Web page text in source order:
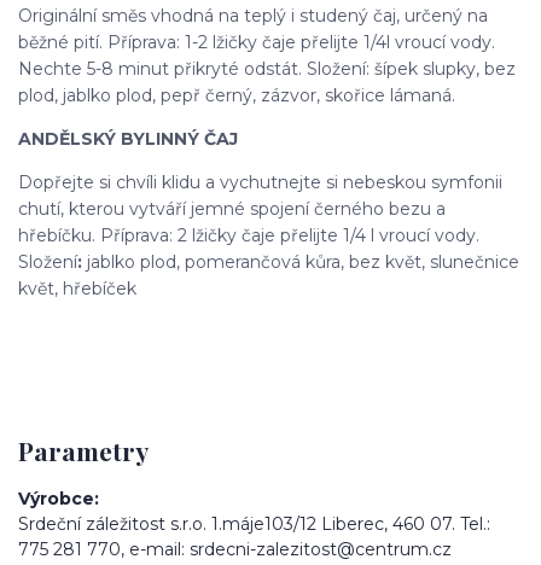
Originální směs vhodná na teplý i studený čaj, určený na
běžné pití. Příprava: 1-2 lžičky čaje přelijte 1/4l vroucí vody.
Nechte 5-8 minut přikryté odstát. Složení: šípek slupky, bez
plod, jablko plod, pepř černý, zázvor, skořice lámaná.
ANDĚLSKÝ BYLINNÝ ČAJ
Dopřejte si chvíli klidu a vychutnejte si nebeskou symfonii
chutí, kterou vytváří jemné spojení černého bezu a
hřebíčku. Příprava: 2 lžičky čaje přelijte 1/4 l vroucí vody.
Složení: jablko plod, pomerančová kůra, bez květ, slunečnice
květ, hřebíček
Parametry
Výrobce
Srdeční záležitost s.r.o. 1.máje103/12 Liberec, 460 07. Tel.:
775 281 770, e-mail: srdecni-zalezitost@centrum.cz